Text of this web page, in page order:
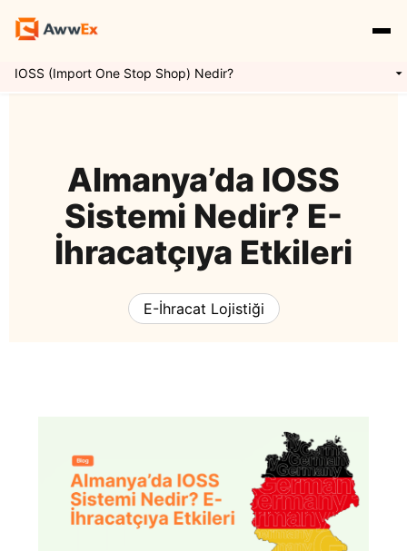
Yurtdışı Kargo
Navlun Yönetimi
E İhracat Lojistiği
Fulfillment
Özellikler
Express Kargo
Awwex Nedir ?
Kargo Entegrasyonları
Uluslararası Taşımacılık
Denizyolu Taşımacılığı
Webinarlar
Almanya’da IOSS
Sistemi Nedir? E-
İhracatçıya Etkileri
E-İhracat Lojistiği
IOSS (Import One Stop Shop) Nedir?